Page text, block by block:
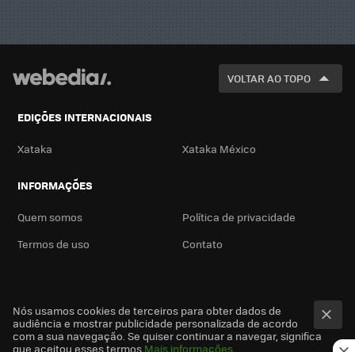
VOLTAR AO TOPO
EDIÇÕES INTERNACIONAIS
Xataka Xataka México
INFORMAÇÕES
Quem somos
Política de privacidade
Termos de uso
Contato
Nós usamos cookies de terceiros para obter dados de
audiência e mostrar publicidade personalizada de acordo
com a sua navegação. Se quiser continuar a navegar, significa
que aceitou esses termos Mais informações